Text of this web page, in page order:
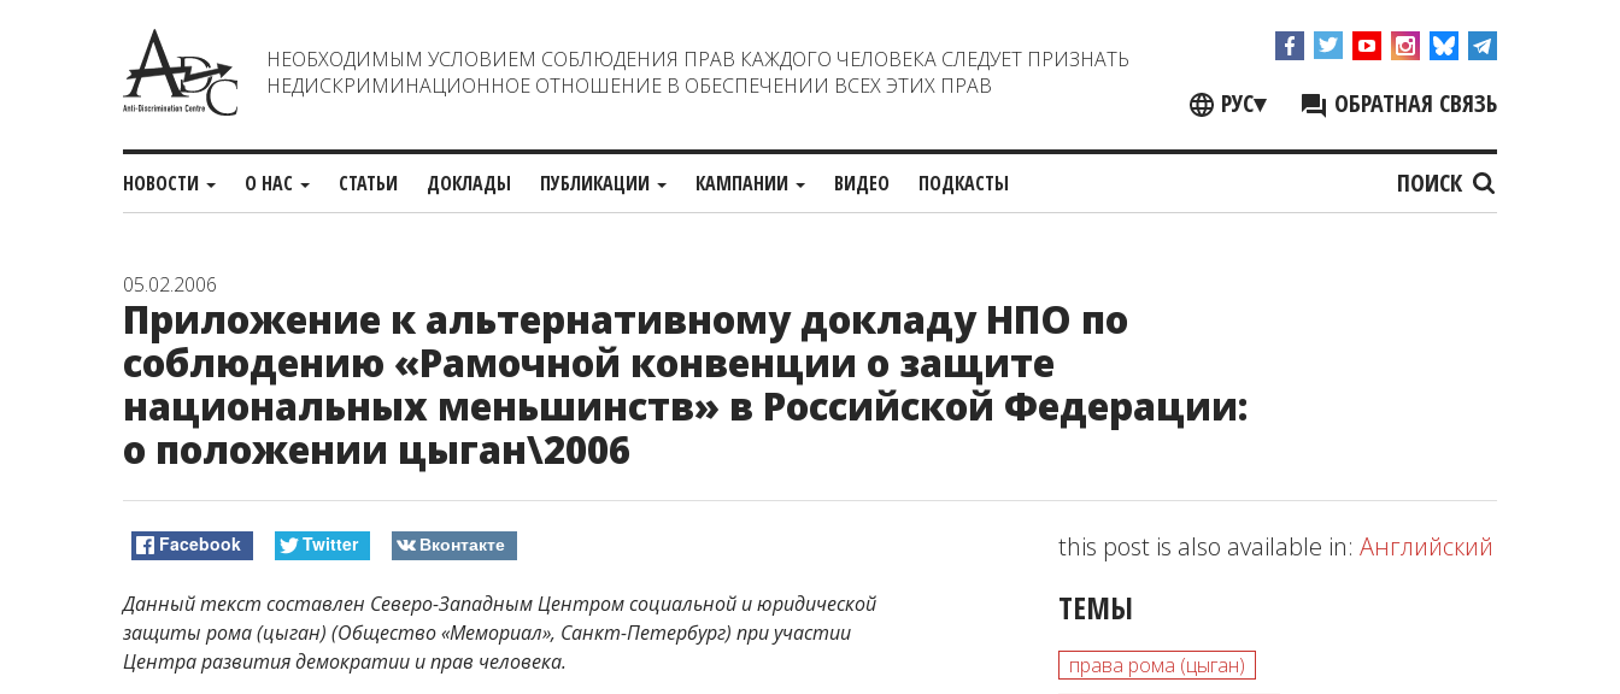
НЕОБХОДИМЫМ УСЛОВИЕМ СОБЛЮДЕНИЯ ПРАВ КАЖДОГО ЧЕЛОВЕКА СЛЕДУЕТ ПРИЗНАТЬ
НЕДИСКРИМИНАЦИОННОЕ ОТНОШЕНИЕ В ОБЕСПЕЧЕНИИ ВСЕХ ЭТИХ ПРАВ
РУС▾ ОБРАТНАЯ СВЯЗЬ
НОВОСТИ О НАС СТАТЬИ ДОКЛАДЫ ПУБЛИКАЦИИ КАМПАНИИ ВИДЕО ПОДКАСТЫ ПОИСК
05.02.2006
Приложение к альтернативному докладу НПО по
соблюдению «Рамочной конвенции о защите
национальных меньшинств» в Российской Федерации:
о положении цыган\2006
Facebook Twitter Вконтакте
Данный текст составлен Северо-Западным Центром социальной и юридической
защиты рома (цыган) (Общество «Мемориал», Санкт-Петербург) при участии
Центра развития демократии и прав человека.
this post is also available in: Английский
ТЕМЫ
права рома (цыган)